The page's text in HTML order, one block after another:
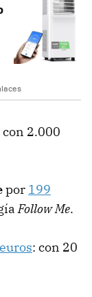
con 2.000
por 199
Follow Me.
: con 20